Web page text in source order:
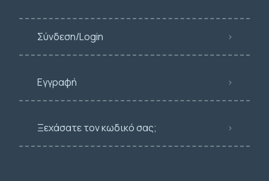
Σύνδεση/Login
Εγγραφή
Ξεχάσατε τον κωδικό σας;